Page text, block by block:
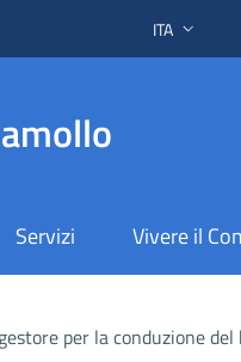
Lingua attiva:
ITA
Servizi Vivere il
per la conduzione